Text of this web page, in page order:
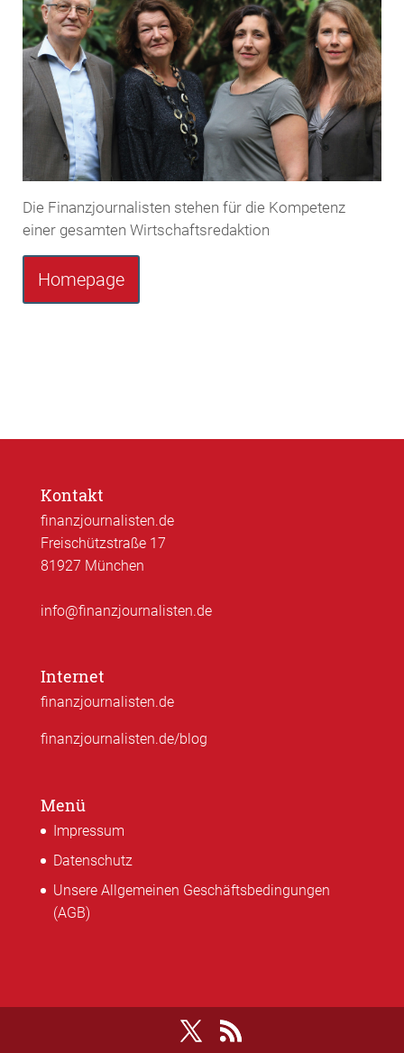
Die Finanzjournalisten stehen für die Kompetenz
einer gesamten Wirtschaftsredaktion
Homepage
Kontakt
finanzjournalisten.de
Freischützstraße 17
81927 München
info@finanzjournalisten.de
Internet
finanzjournalisten.de
finanzjournalisten.de/blog
Menü
Impressum
Datenschutz
Unsere Allgemeinen Geschäftsbedingungen
(AGB)